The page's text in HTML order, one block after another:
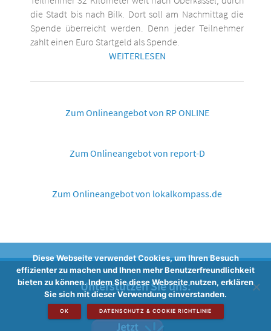
die Stadt bis nach Bilk. Dort soll am Nachmittag die
Spende überreicht werden. Denn jeder Teilnehmer
zahlt einen Euro Startgeld als Spende.
WEITERLESEN
Zum Onlineangebot von RP ONLINE
Zum Onlineangebot von report-D
Zum Onlineangebot von lokalkompass.de
Unterstützen Sie uns:
Diese Webseite verwendet Cookies, um Ihren Besuch
effizienter zu machen und Ihnen mehr Benutzerfreundlichkeit
bieten zu können. Indem Sie diese Webseite nutzen, erklären
Sie sich mit dieser Verwendung einverstanden.
OK DATENSCHUTZ & COOKIE RICHTLINIE